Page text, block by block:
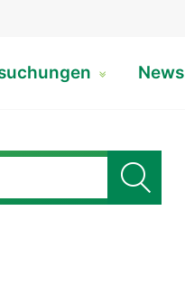
News